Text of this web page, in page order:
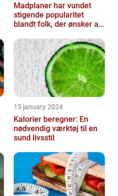
Madplaner har vundet
stigende popularitet
blandt folk, der ønsker at
deres...
15 january 2024
Kalorier beregner: En
nødvendig værktøj til en
sund livsstil